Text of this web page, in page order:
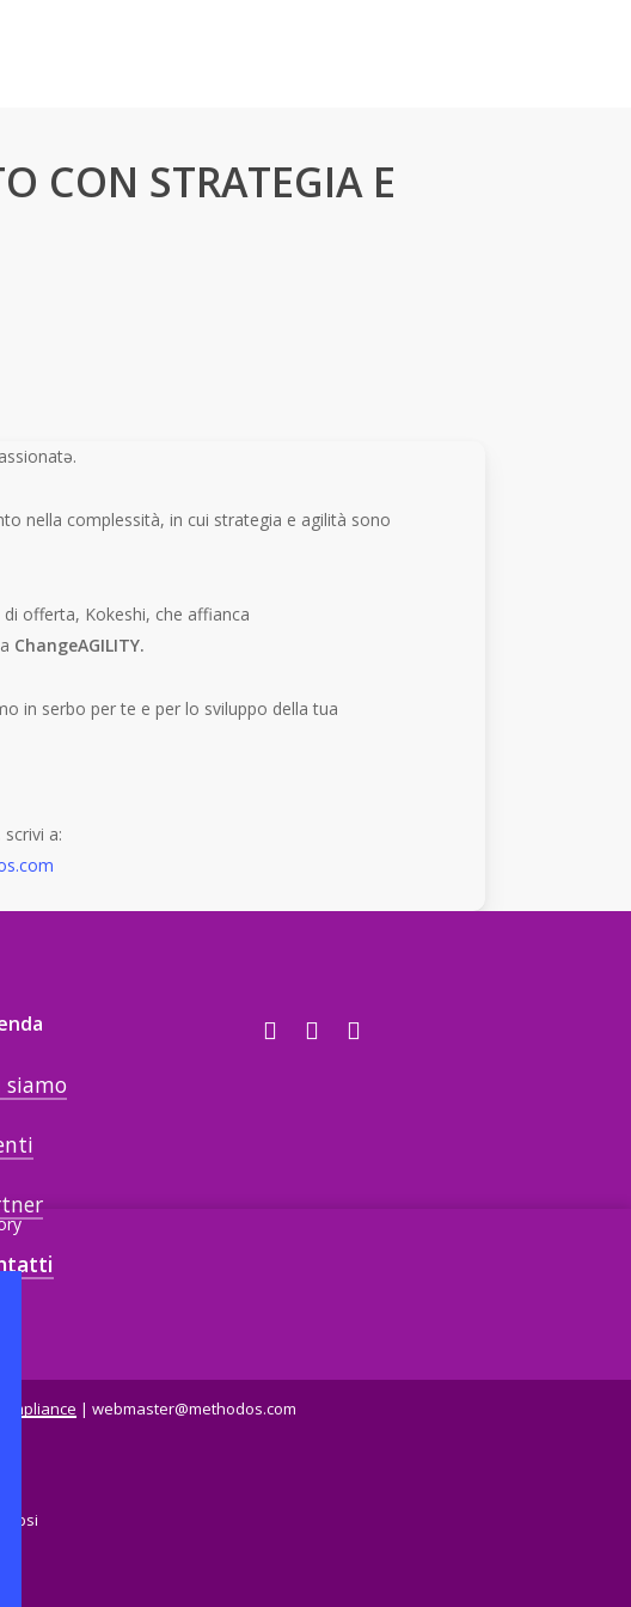
CON STRATEGIA E
nella complessità, in cui strategia e agilità sono
offerta, Kokeshi, che affianca
ChangeAGILITY.
in serbo per te e per lo sviluppo della tua
a:
siamo
| webmaster@methodos.com
bsi